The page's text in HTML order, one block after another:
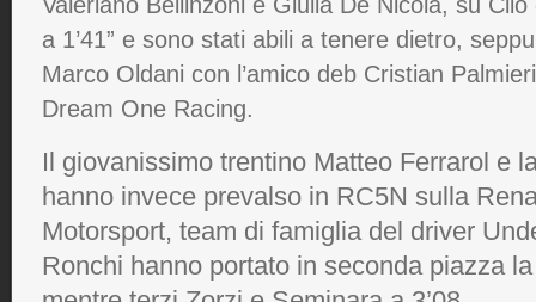
a 1’41” e sono stati abili a tenere dietro,
Marco Oldani con l’amico deb Cristian
Dream One Racing.
Il giovanissimo trentino Matteo Ferrarol e
hanno invece prevalso in RC5N sulla
Motorsport, team di famiglia del driver
Ronchi hanno portato in seconda piazza